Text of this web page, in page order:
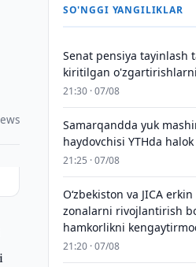
SO'NGGI YANGILIKLAR
Senat pensiya tayinlash
kiritilgan
21:30 · 07/08
Samarqandda yuk
haydovchisi YTHda halok
21:25 · 07/08
Oʻzbekiston va JICA
zonalarni rivojlantirish
hamkorlikni
21:20 · 07/08